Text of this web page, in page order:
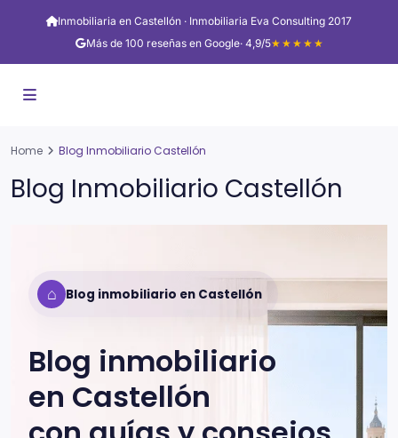
Inmobiliaria en Castellón · Inmobiliaria Eva Consulting 2017
Más de 100 reseñas en Google· 4,9/5★★★★★
Home Blog Inmobiliario Castellón
Blog Inmobiliario Castellón
⌂ Blog inmobiliario en Castellón
Blog inmobiliario
en Castellón